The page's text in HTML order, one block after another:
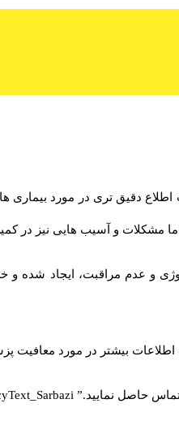
دقیق تری در مورد بیماری
مشکلات و آسیب هایی نیز در
و عدم مراقبت، ایجاد شده و